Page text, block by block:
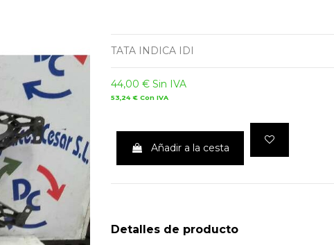
TATA INDICA IDI
44,00 € Sin IVA
53,24 € Con IVA
Añadir a la cesta
Detalles de producto